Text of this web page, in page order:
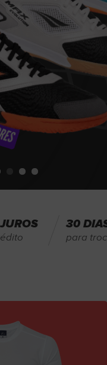
30
para